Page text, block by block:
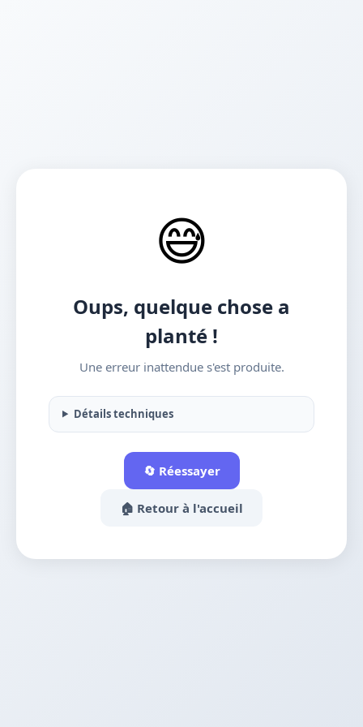
😅
Oups, quelque chose a
planté !
Une erreur inattendue s'est produite.
Détails techniques
🔄 Réessayer
🏠 Retour à l'accueil